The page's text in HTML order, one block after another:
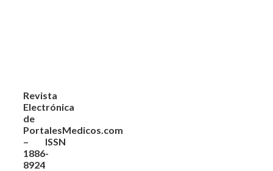
Revista
Electrónica
de
PortalesMedicos.com
– ISSN
1886-
8924